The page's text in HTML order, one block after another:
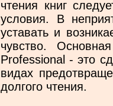
чтения книг
условия. В
уставать и
чувство.
Professional - это
видах
долгого чтения.